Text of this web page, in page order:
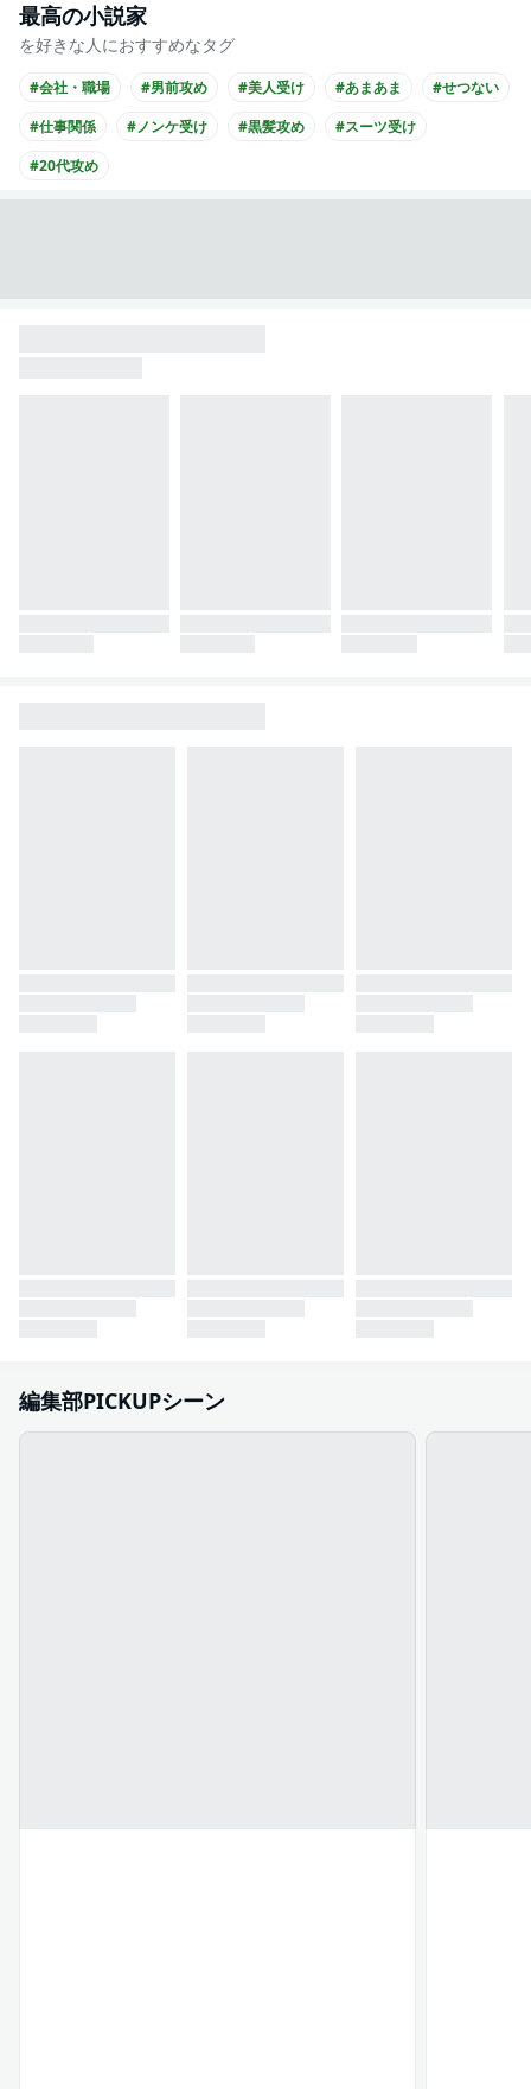
最高の小説家
を好きな人におすすめなタグ
#会社・職場 #男前攻め #美人受け #あまあま
#せつない
#仕事関係
#ノンケ受け #黒髪攻め
#スーツ受け
#20代攻め
編集部PICKUPシーン